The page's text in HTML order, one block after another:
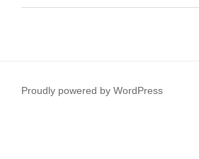
Proudly powered by WordPress